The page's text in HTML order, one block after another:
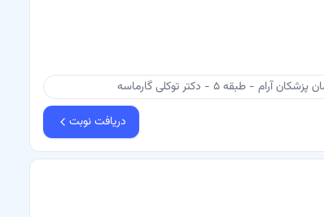
۵ - دکتر توکلی گارماسه
دریافت نوبت